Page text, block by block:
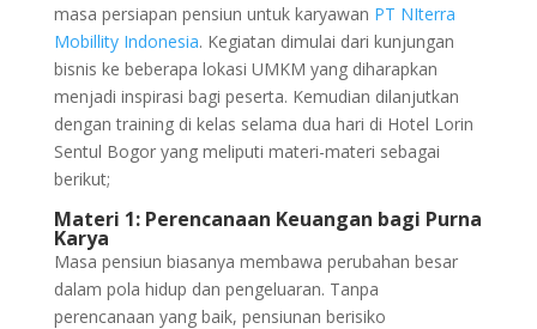
masa persiapan pensiun untuk karyawan PT NIterra
Mobillity Indonesia. Kegiatan dimulai dari kunjungan
bisnis ke beberapa lokasi UMKM yang diharapkan
menjadi inspirasi bagi peserta. Kemudian dilanjutkan
dengan training di kelas selama dua hari di Hotel Lorin
Sentul Bogor yang meliputi materi-materi sebagai
berikut;
Materi 1: Perencanaan Keuangan bagi Purna
Karya
Masa pensiun biasanya membawa perubahan besar
dalam pola hidup dan pengeluaran. Tanpa
perencanaan yang baik, pensiunan berisiko